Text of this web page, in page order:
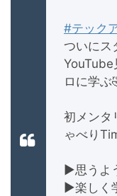
#テック
ついにス
YouTube
ロに学ぶ
初メンタ
ゃべり
▶︎思うよ
▶︎楽しく